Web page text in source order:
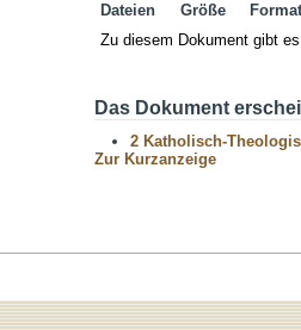
Dateien Größe
Format
Zu diesem Dokument gibt
Das Dokument
2 Katholisch-
Zur Kurzanzeige